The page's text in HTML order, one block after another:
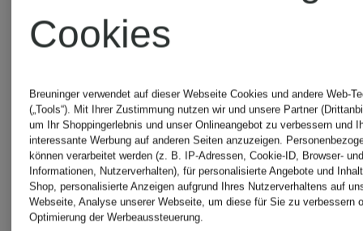
Martina
Lidea
Swing
Cookies
Breuninger verwendet auf dieser Webseite Cookies und andere Web-
(„Tools“). Mit Ihrer Zustimmung nutzen wir und unsere Partner
um Ihr Shoppingerlebnis und unser Onlineangebot zu verbessern und
interessante Werbung auf anderen Seiten anzuzeigen.
können verarbeitet werden (z. B. IP-Adressen, Cookie-ID, Browser-
Informationen, Nutzerverhalten), für personalisierte Angebote und
Shop, personalisierte Anzeigen aufgrund Ihres Nutzerverhaltens auf
Webseite, Analyse unserer Webseite, um diese für Sie zu verbessern
Optimierung der Werbeaussteuerung.